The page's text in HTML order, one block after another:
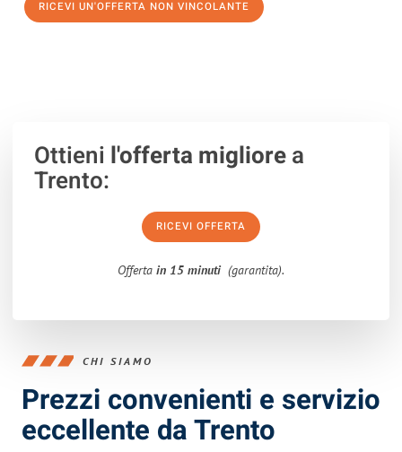
RICEVI UN'OFFERTA NON VINCOLANTE
Ottieni l'offerta migliorea
Trento:
RICEVI OFFERTA
Offerta in 15 minuti (garantita).
CHI SIAMO
Prezzi convenienti e servizio
eccellente da Trento